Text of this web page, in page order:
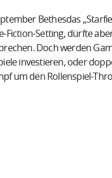
Bethesdas
Fiction-Setting, dürfte
Doch werden
investieren, oder
um den Rollenspiel-